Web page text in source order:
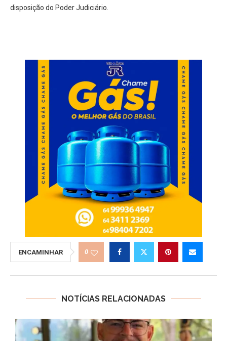
disposição do Poder Judiciário.
ENCAMINHAR 0
NOTÍCIAS RELACIONADAS